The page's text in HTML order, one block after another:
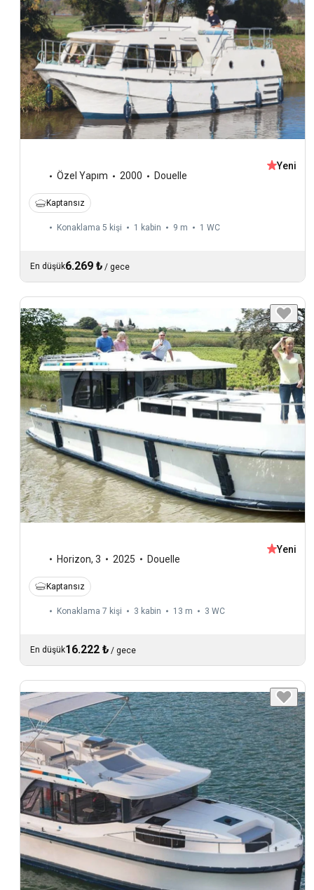
Özel Yapım 2000 Douelle
Yeni
Kaptansız
Konaklama 5 kişi 1 kabin 9 m 1 WC
En düşük6.269 ₺ / gece
Horizon, 3 2025 Douelle
Yeni
Kaptansız
Konaklama 7 kişi 3 kabin 13 m 3 WC
En düşük16.222 ₺ / gece